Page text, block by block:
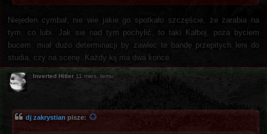
Niejeden cymbał, nie wie jakie go spotkało szczęście, że zarabia na
tym, co lubi. Jak sie nad tym pochylić, to taki Kałboj, poza byciem
bucem, miał dużo determinacji by zawlec te bandę przepitych leni do
studia, czy na scenę. Każdy kij ma dwa końce.
Inverted Hitler 11 mies. temu
dj zakrystian pisze: